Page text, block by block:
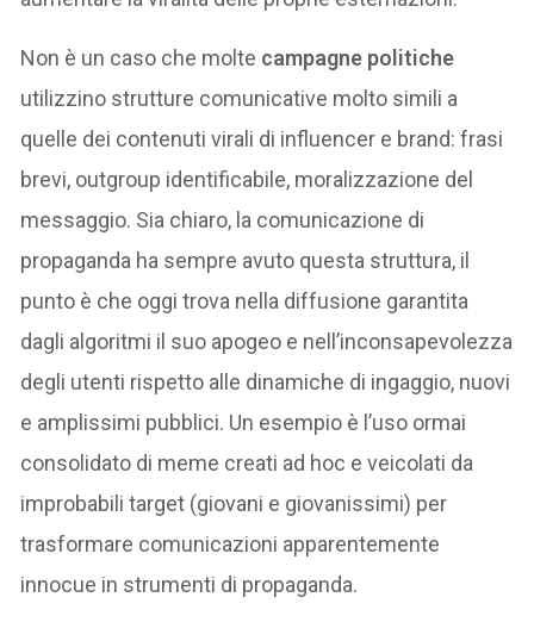
Non è un caso che molte campagne politiche
utilizzino strutture comunicative molto simili a
quelle dei contenuti virali di influencer e brand: frasi
brevi, outgroup identificabile, moralizzazione del
messaggio. Sia chiaro, la comunicazione di
propaganda ha sempre avuto questa struttura, il
punto è che oggi trova nella diffusione garantita
dagli algoritmi il suo apogeo e nell’inconsapevolezza
degli utenti rispetto alle dinamiche di ingaggio, nuovi
e amplissimi pubblici. Un esempio è l’uso ormai
consolidato di meme creati ad hoc e veicolati da
improbabili target (giovani e giovanissimi) per
trasformare comunicazioni apparentemente
innocue in strumenti di propaganda.